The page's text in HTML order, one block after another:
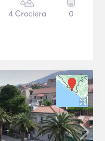
4 Crociera 0